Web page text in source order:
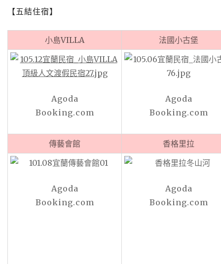
【五結住宿】
小島VILLA 法國小古堡
Agoda
Booking.com
Agoda
Booking.com
傳藝會館 香格里拉
Agoda
Booking.com
Agoda
Booking.com